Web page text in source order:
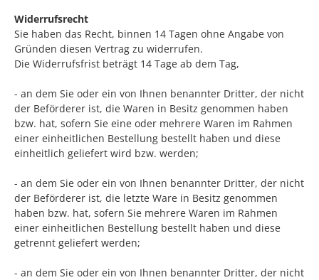
Widerrufsrecht
Sie haben das Recht, binnen 14 Tagen ohne Angabe von
Gründen diesen Vertrag zu widerrufen.
Die Widerrufsfrist beträgt 14 Tage ab dem Tag,
- an dem Sie oder ein von Ihnen benannter Dritter, der nicht
der Beförderer ist, die Waren in Besitz genommen haben
bzw. hat, sofern Sie eine oder mehrere Waren im Rahmen
einer einheitlichen Bestellung bestellt haben und diese
einheitlich geliefert wird bzw. werden;
- an dem Sie oder ein von Ihnen benannter Dritter, der nicht
der Beförderer ist, die letzte Ware in Besitz genommen
haben bzw. hat, sofern Sie mehrere Waren im Rahmen
einer einheitlichen Bestellung bestellt haben und diese
getrennt geliefert werden;
- an dem Sie oder ein von Ihnen benannter Dritter, der nicht